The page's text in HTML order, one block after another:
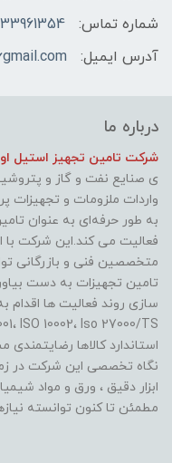
شماره تماس:
آدرس ایمیل:
درباره ما
شرکت تامین تجهیز استیل
ی صنایع نفت و گاز و
واردات ملزومات و تجهیزات
به طور حرفه‌ای به عنوان
فعالیت می کند.این شرکت با
متخصصین فنی و بازرگانی
تامین تجهیزات به دست
استاندارد کالاها رضایتمندی
نگاه تخصصی این شرکت در
ابزار دقیق ، ورق و مواد
مطمئن تا کنون توانسته